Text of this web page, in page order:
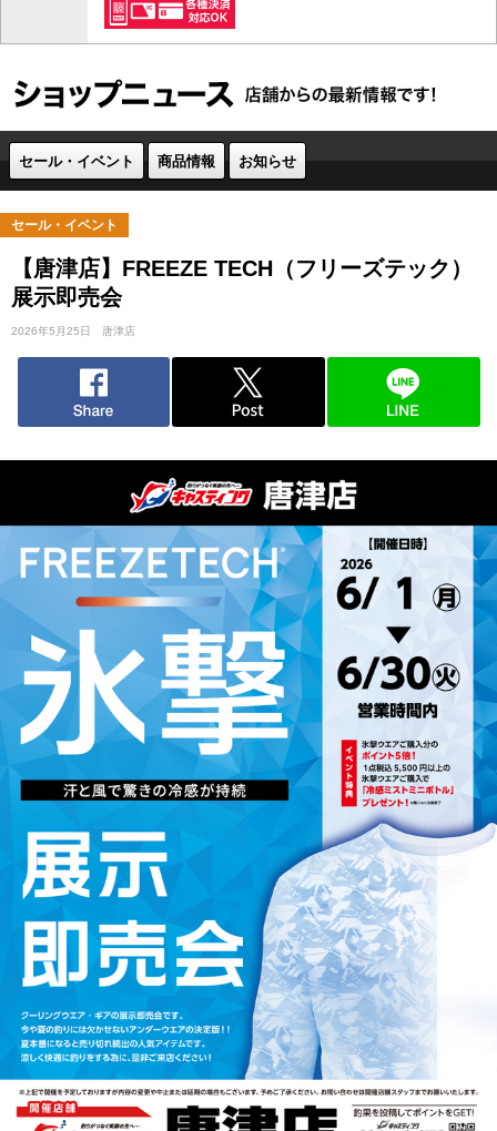
セール・イベント 商品情報 お知らせ
セール・イベント
【唐津店】FREEZE TECH（フリーズテック）
展示即売会
2026年5月25日 唐津店